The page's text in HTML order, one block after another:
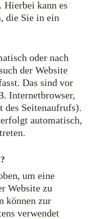
Hierbei kann es
die Sie in ein
oder nach
der Website
Das sind vor
Internetbrowser,
des Seitenaufrufs).
automatisch,
um eine
Website zu
können zur
verwendet